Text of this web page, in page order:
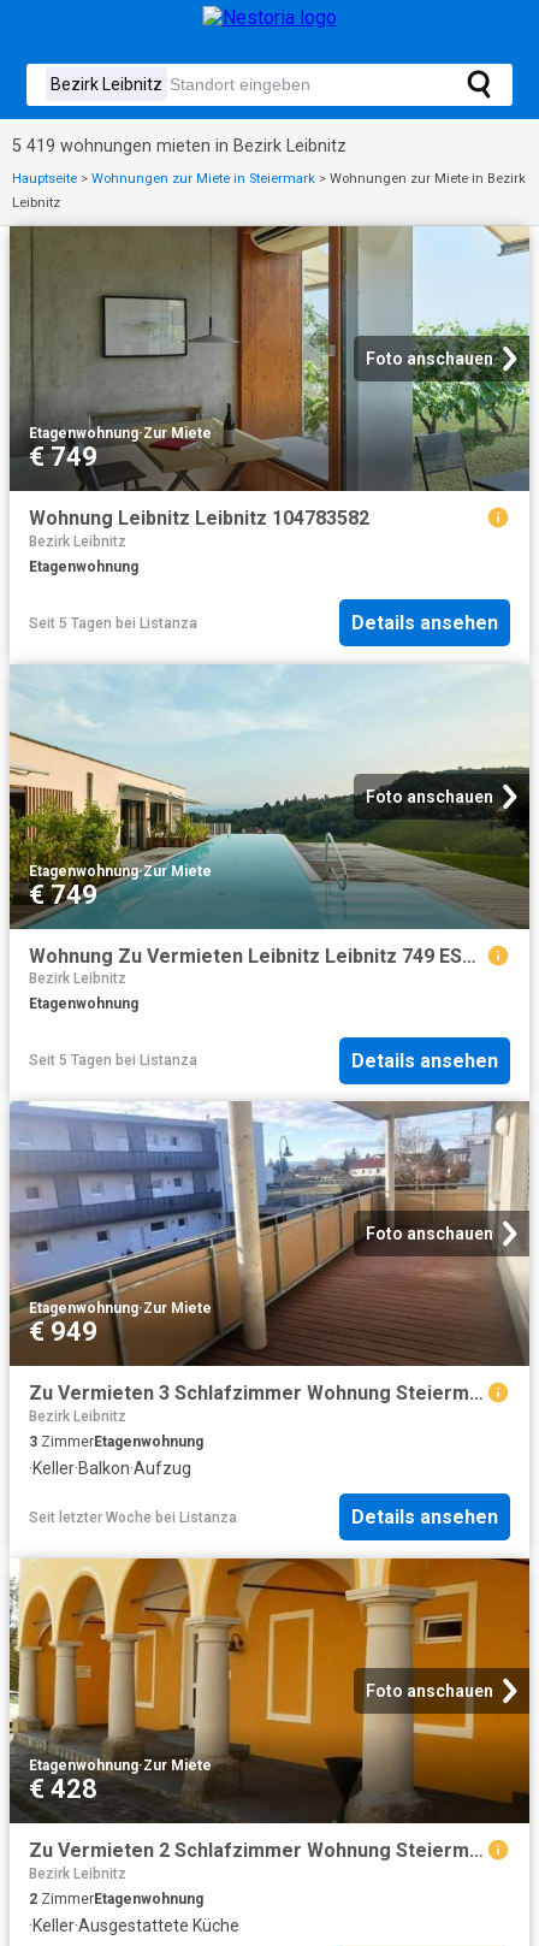
5 419 wohnungen mieten in Bezirk Leibnitz
Hauptseite > Wohnungen zur Miete in Steiermark > Wohnungen zur Miete in Bezirk
Leibnitz
Foto anschauen
Etagenwohnung·Zur Miete
€ 749
Wohnung Leibnitz Leibnitz 104783582
Bezirk Leibnitz
Etagenwohnung
Seit 5 Tagen bei Listanza Details ansehen
Foto anschauen
Etagenwohnung·Zur Miete
€ 749
Wohnung Zu Vermieten Leibnitz Leibnitz 749 ES104783582
Bezirk Leibnitz
Etagenwohnung
Seit 5 Tagen bei Listanza Details ansehen
Foto anschauen
Etagenwohnung·Zur Miete
€ 949
Zu Vermieten 3 Schlafzimmer Wohnung Steiermark Steiermark DS104537527
Bezirk Leibnitz
3 ZimmerEtagenwohnung
·Keller·Balkon·Aufzug
Seit letzter Woche bei Listanza Details ansehen
Foto anschauen
Etagenwohnung·Zur Miete
€ 428
Zu Vermieten 2 Schlafzimmer Wohnung Steiermark Steiermark DS104564697
Bezirk Leibnitz
2 ZimmerEtagenwohnung
·Keller·Ausgestattete Küche